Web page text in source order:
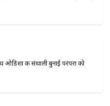
ओडिशा की संथाली बुनाई परंपरा को